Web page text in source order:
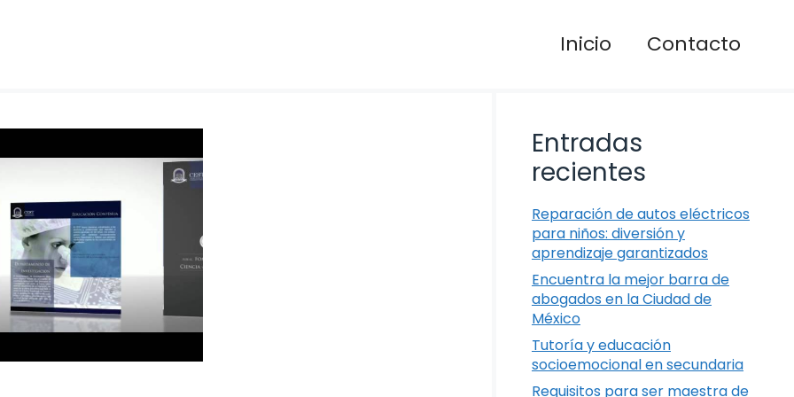
Inicio Contacto
Entradas
recientes
Reparación de autos eléctricos
para niños: diversión y
aprendizaje garantizados
Encuentra la mejor barra de
abogados en la Ciudad de
México
Tutoría y educación
socioemocional en secundaria
Requisitos para ser maestra de